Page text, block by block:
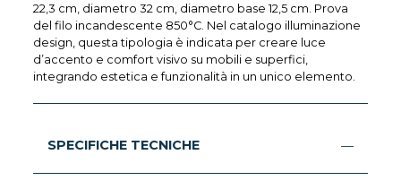
22,3 cm, diametro 32 cm, diametro base 12,5 cm. Prova
del filo incandescente 850°C. Nel catalogo illuminazione
design, questa tipologia è indicata per creare luce
d’accento e comfort visivo su mobili e superfici,
integrando estetica e funzionalità in un unico elemento.
SPECIFICHE TECNICHE